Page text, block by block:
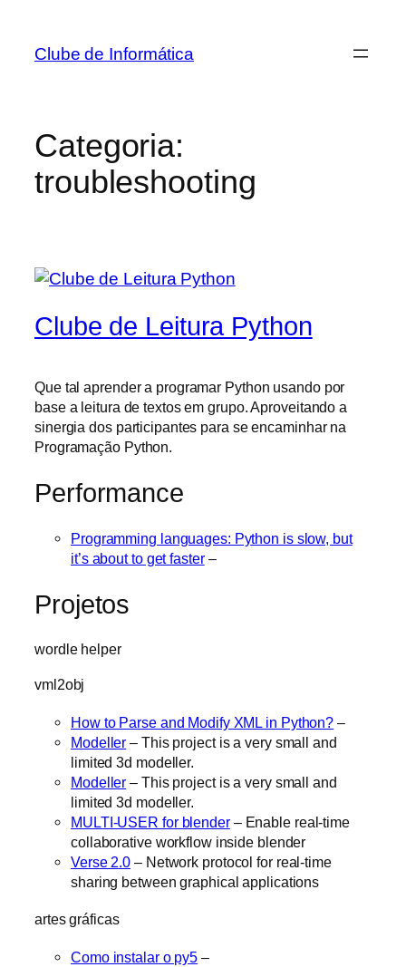
Clube de Informática
Categoria:
troubleshooting
Clube de Leitura Python
Que tal aprender a programar Python usando por
base a leitura de textos em grupo. Aproveitando a
sinergia dos participantes para se encaminhar na
Programação Python.
Performance
Programming languages: Python is slow, but
it’s about to get faster–
Projetos
wordle helper
vml2obj
How to Parse and Modify XML in Python? –
Modeller – This project is a very small and
limited 3d modeller.
Modeller – This project is a very small and
limited 3d modeller.
MULTI-USER for blender– Enable real-time
collaborative workflow inside blender
Verse 2.0 – Network protocol for real-time
sharing between graphical applications
artes gráficas
Como instalar o py5 –